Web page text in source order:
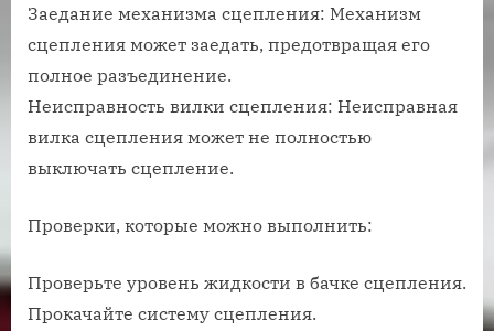
Заедание механизма сцепления: Механизм
сцепления может заедать, предотвращая его
полное разъединение.
Неисправность вилки сцепления: Неисправная
вилка сцепления может не полностью
выключать сцепление.
Проверки, которые можно выполнить:
Проверьте уровень жидкости в бачке сцепления.
Прокачайте систему сцепления.